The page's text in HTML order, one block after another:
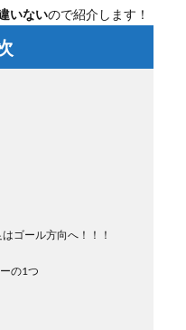
いないので紹介します！
ゴール方向へ！！！
の1つ